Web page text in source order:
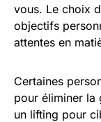
vous. Le choix
objectifs
attentes en
Certaines
pour éliminer la
un lifting pour